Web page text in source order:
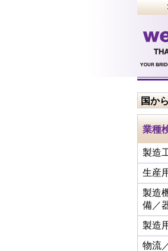
国か
業種
製造
生産
製造
備／
製造
物流